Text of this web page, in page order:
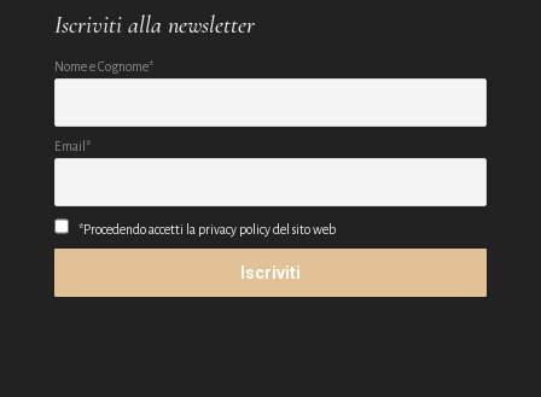
Iscriviti alla newsletter
Nome e Cognome*
Email*
*Procedendo accetti la privacy policy del sito web